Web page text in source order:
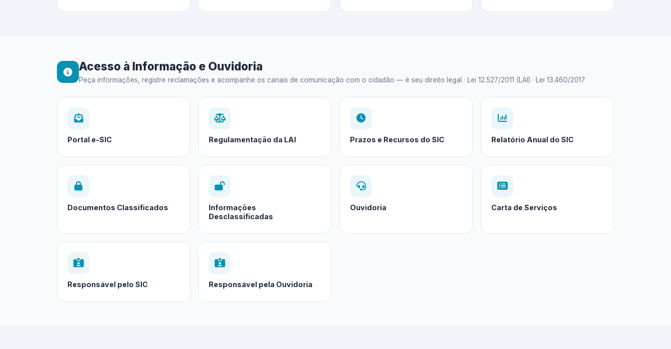
Acesso à Informação e Ouvidoria
Peça informações, registre reclamações e acompanhe os canais de comunicação com o cidadão — é seu direito legal · Lei 12.527/2011 (LAI) · Lei 13.460/2017
Portal e-SIC Regulamentação da LAI Prazos e Recursos do SIC Relatório Anual do SIC
Documentos Classificados
Informações
Desclassificadas
Ouvidoria Carta de Serviços
Responsável pelo SIC Responsável pela Ouvidoria